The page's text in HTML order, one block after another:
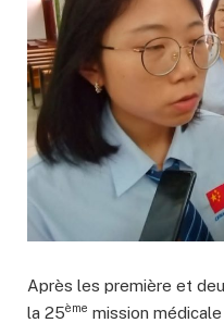
Après les première et
la 25ème mission médicale